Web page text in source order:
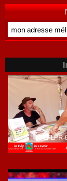
LFLPR-